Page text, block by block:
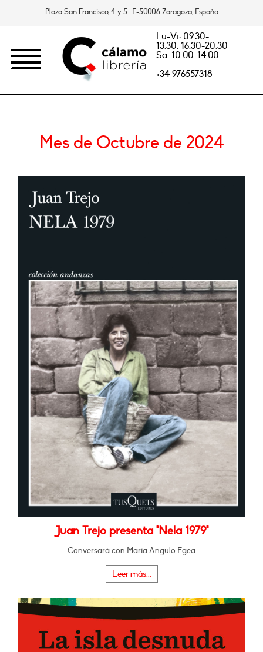
Plaza San Francisco, 4 y 5. E-50006 Zaragoza, España
Lu-Vi: 09.30-
13.30, 16.30-20.30
Sa: 10.00-14.00
+34 976557318
Mes de Octubre de 2024
Juan Trejo presenta "Nela 1979"
Conversará con María Angulo Egea
Leer más...